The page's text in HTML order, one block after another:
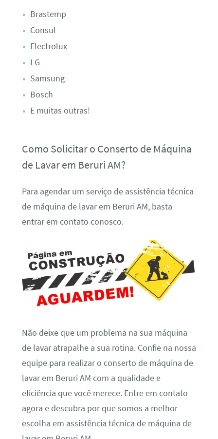
Brastemp
Consul
Electrolux
LG
Samsung
Bosch
E muitas outras!
Como Solicitar o Conserto de Máquina
de Lavar em Beruri AM?
Para agendar um serviço de assistência técnica
de máquina de lavar em Beruri AM, basta
entrar em contato conosco.
Não deixe que um problema na sua máquina
de lavar atrapalhe a sua rotina. Confie na nossa
equipe para realizar o conserto de máquina de
lavar em Beruri AM com a qualidade e
eficiência que você merece. Entre em contato
agora e descubra por que somos a melhor
escolha em assistência técnica de máquina de